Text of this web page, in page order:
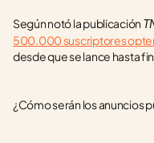
Según notó la publicación
500.000 suscriptores
desde que se lance hasta
¿Cómo serán los anuncios